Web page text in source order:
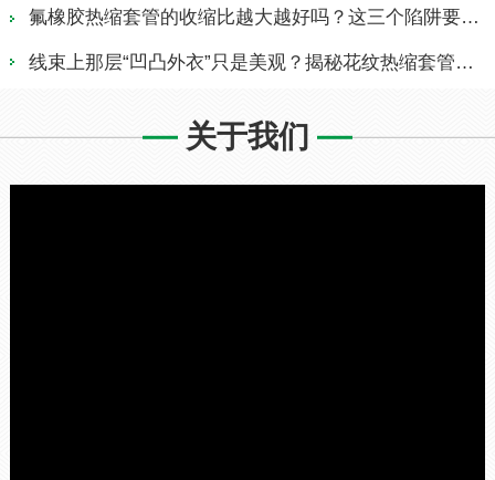
2020-08-04
2020-08-04
关于我们